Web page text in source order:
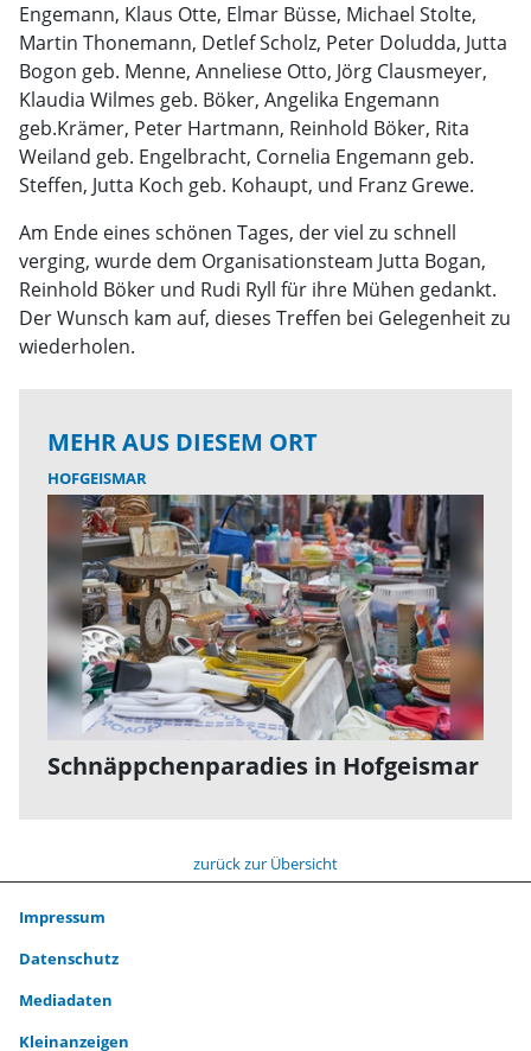
Engemann, Klaus Otte, Elmar Büsse, Michael Stolte,
Martin Thonemann, Detlef Scholz, Peter Doludda, Jutta
Bogon geb. Menne, Anneliese Otto, Jörg Clausmeyer,
Klaudia Wilmes geb. Böker, Angelika Engemann
geb.Krämer, Peter Hartmann, Reinhold Böker, Rita
Weiland geb. Engelbracht, Cornelia Engemann geb.
Steffen, Jutta Koch geb. Kohaupt, und Franz Grewe.
Am Ende eines schönen Tages, der viel zu schnell
verging, wurde dem Organisationsteam Jutta Bogan,
Reinhold Böker und Rudi Ryll für ihre Mühen gedankt.
Der Wunsch kam auf, dieses Treffen bei Gelegenheit zu
wiederholen.
MEHR AUS DIESEM ORT
HOFGEISMAR
Schnäppchenparadies in Hofgeismar
zurück zur Übersicht
Impressum
Datenschutz
Mediadaten
Kleinanzeigen